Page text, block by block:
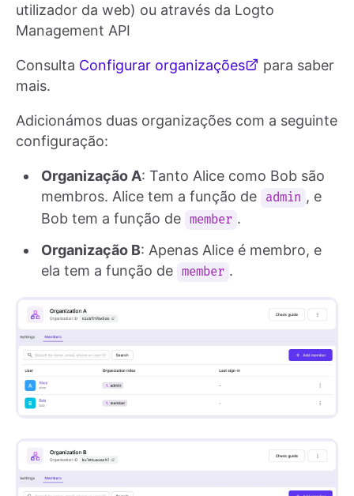
utilizador da web) ou através da Logto
Management API
Consulta Configurar organizações
para saber
mais.
Adicionámos duas organizações com a seguinte
configuração:
Organização A: Tanto Alice como Bob são
membros. Alice tem a função de
admin , e
Bob tem a função de member .
Organização B: Apenas Alice é membro, e
ela tem a função de member .